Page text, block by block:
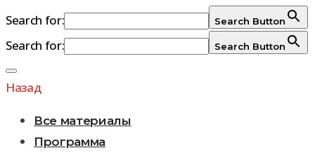
Search for: Search Button
Search for: Search Button
Перейти
к
Назад
Все материалы
Программа